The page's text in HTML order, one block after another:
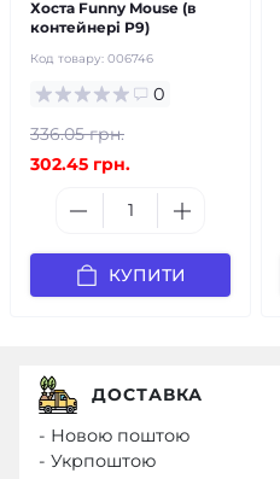
Хоста Funny Mouse (в
контейнері Р9)
Код товару: 006746
0
336.05 грн.
302.45 грн.
КУПИТИ
ДОСТАВКА
- Новою поштою
- Укрпоштою